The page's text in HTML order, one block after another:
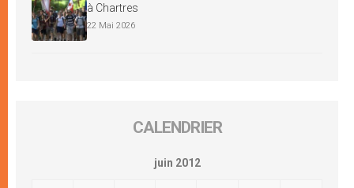
à Chartres
22 Mai 2026
CALENDRIER
juin 2012